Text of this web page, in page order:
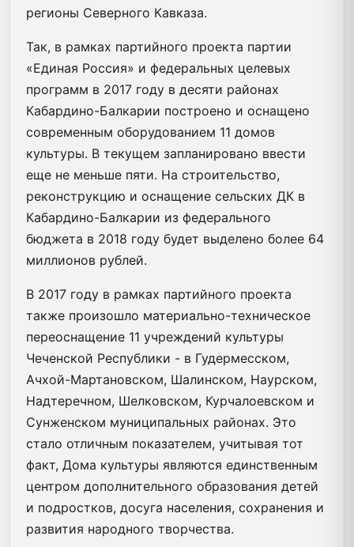
регионы Северного Кавказа.
Так, в рамках партийного проекта партии
«Единая Россия» и федеральных целевых
программ в 2017 году в десяти районах
Кабардино-Балкарии построено и оснащено
современным оборудованием 11 домов
культуры. В текущем запланировано ввести
еще не меньше пяти. На строительство,
реконструкцию и оснащение сельских ДК в
Кабардино-Балкарии из федерального
бюджета в 2018 году будет выделено более 64
миллионов рублей.
В 2017 году в рамках партийного проекта
также произошло материально-техническое
переоснащение 11 учреждений культуры
Чеченской Республики - в Гудермесском,
Ачхой-Мартановском, Шалинском, Наурском,
Надтеречном, Шелковском, Курчалоевском и
Сунженском муниципальных районах. Это
стало отличным показателем, учитывая тот
факт, Дома культуры являются единственным
центром дополнительного образования детей
и подростков, досуга населения, сохранения и
развития народного творчества.